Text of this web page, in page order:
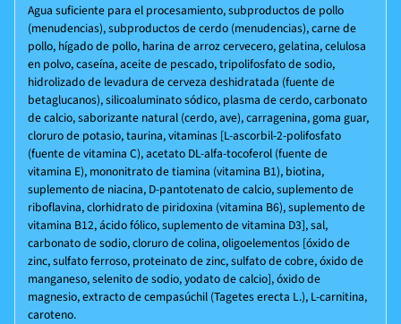
Agua suficiente para el procesamiento, subproductos de pollo
(menudencias), subproductos de cerdo (menudencias), carne de
pollo, hígado de pollo, harina de arroz cervecero, gelatina, celulosa
en polvo, caseína, aceite de pescado, tripolifosfato de sodio,
hidrolizado de levadura de cerveza deshidratada (fuente de
betaglucanos), silicoaluminato sódico, plasma de cerdo, carbonato
de calcio, saborizante natural (cerdo, ave), carragenina, goma guar,
cloruro de potasio, taurina, vitaminas [L-ascorbil-2-polifosfato
(fuente de vitamina C), acetato DL-alfa-tocoferol (fuente de
vitamina E), mononitrato de tiamina (vitamina B1), biotina,
suplemento de niacina, D-pantotenato de calcio, suplemento de
riboflavina, clorhidrato de piridoxina (vitamina B6), suplemento de
vitamina B12, ácido fólico, suplemento de vitamina D3], sal,
carbonato de sodio, cloruro de colina, oligoelementos [óxido de
zinc, sulfato ferroso, proteinato de zinc, sulfato de cobre, óxido de
manganeso, selenito de sodio, yodato de calcio], óxido de
magnesio, extracto de cempasúchil (Tagetes erecta L.), L-carnitina,
caroteno.